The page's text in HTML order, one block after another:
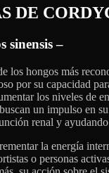
DE
sinensis –
los hongos más
por su capacidad
los niveles de
un impulso en
renal y
la energía
o personas